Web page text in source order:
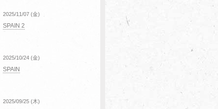
2025/11/07 (金)
SPAIN 2
2025/10/24 (金)
SPAIN
2025/09/25 (木)